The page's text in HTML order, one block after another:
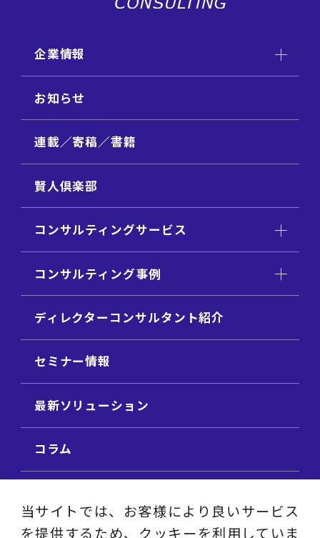
企業情報
お知らせ
連載／寄稿／書籍
賢人倶楽部
コンサルティングサービス
コンサルティング事例
ディレクターコンサルタント紹介
セミナー情報
最新ソリューション
コラム
当サイトでは、お客様により良いサービス
を提供するため、クッキーを利用していま